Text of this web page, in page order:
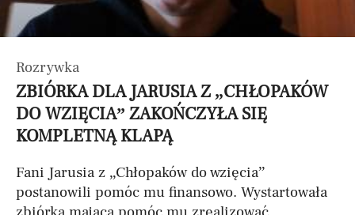
Rozrywka
ZBIÓRKA DLA JARUSIA Z „CHŁOPAKÓW
DO WZIĘCIA” ZAKOŃCZYŁA SIĘ
KOMPLETNĄ KLAPĄ
Fani Jarusia z „Chłopaków do wzięcia”
postanowili pomóc mu finansowo. Wystartowała